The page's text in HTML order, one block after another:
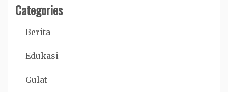
Categories
Berita
Edukasi
Gulat